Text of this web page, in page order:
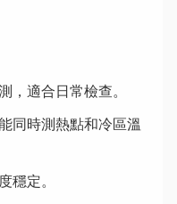
，適合日常檢查。
同時測熱點和冷區溫
穩定。